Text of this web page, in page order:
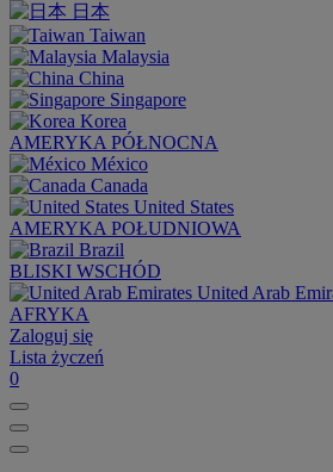
日本
Taiwan
Malaysia
China
Singapore
Korea
AMERYKA PÓŁNOCNA
México
Canada
United States
AMERYKA POŁUDNIOWA
Brazil
BLISKI WSCHÓD
United Arab
AFRYKA
Zaloguj się
Lista życzeń
0